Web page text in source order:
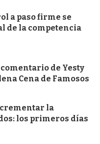
a paso firme se
de la competencia
de Yesty
Cena de Famosos
la
los primeros días